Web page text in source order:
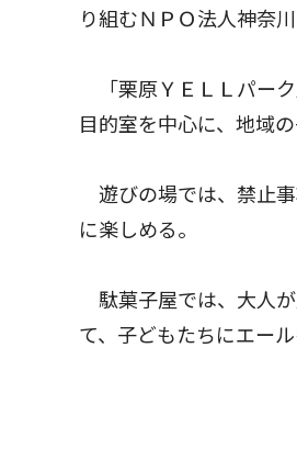
り組むＮＰＯ法人神奈
「栗原ＹＥＬＬパー
目的室を中心に、地域
遊びの場では、禁止
に楽しめる。
駄菓子屋では、大人が
て、子どもたちにエー